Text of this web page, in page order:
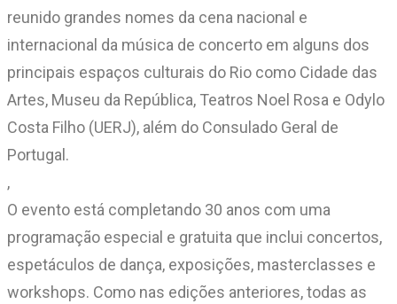
reunido grandes nomes da cena nacional e
internacional da música de concerto em alguns dos
principais espaços culturais do Rio como Cidade das
Artes, Museu da República, Teatros Noel Rosa e Odylo
Costa Filho (UERJ), além do Consulado Geral de
Portugal.
,
O evento está completando 30 anos com uma
programação especial e gratuita que inclui concertos,
espetáculos de dança, exposições, masterclasses e
workshops. Como nas edições anteriores, todas as